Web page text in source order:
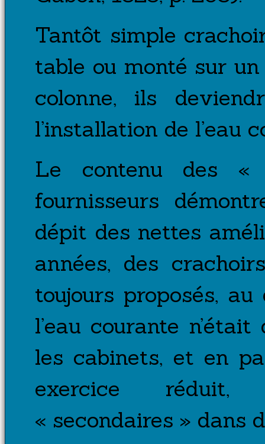
Tantôt simple
table ou monté sur
colonne, ils
l’installation de l’eau
Le contenu des «
fournisseurs
dépit des nettes
années, des
toujours proposés,
l’eau courante
les cabinets, et en
exercice
« secondaires » dans